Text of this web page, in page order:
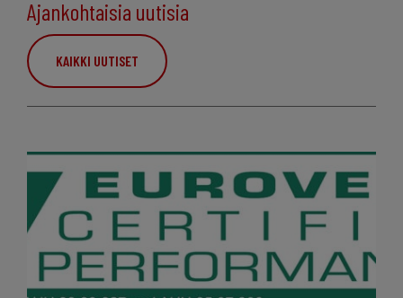
Ajankohtaisia uutisia
KAIKKI UUTISET